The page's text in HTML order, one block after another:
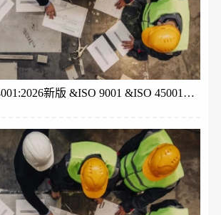
武汉场丨ISO 14001:2026新版 &ISO 9001 &ISO 45001体系内审员培训